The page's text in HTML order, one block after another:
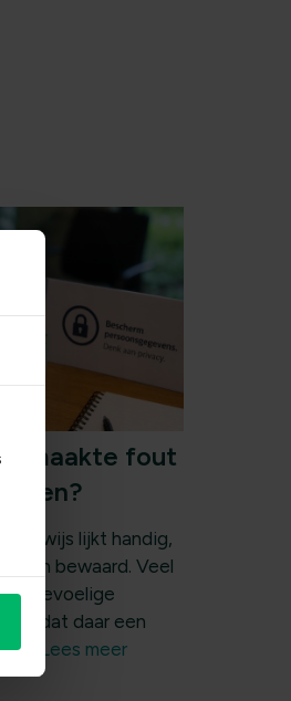
fout
lijkt handig,
bewaard. Veel
gevoelige
dat daar een
Lees meer